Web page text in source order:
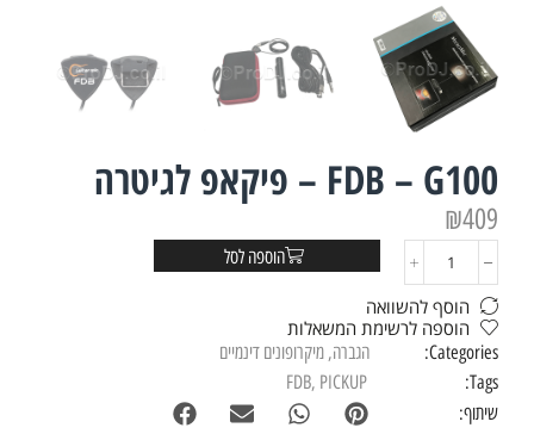
FDB – G100 – פיקאפ לגיטרה
₪409
הוספה לסל
הוסף להשוואה
הוספה לרשימת המשאלות
Categories: הגברה, מיקרופונים דינמיים
Tags:
FDB, PICKUP
שיתוף: